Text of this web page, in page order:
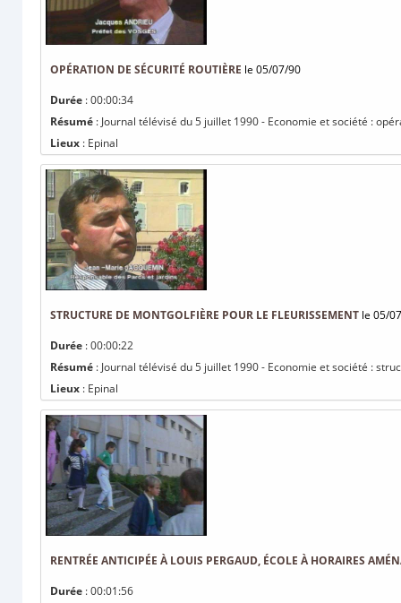
OPÉRATION DE SÉCURITÉ ROUTIÈRE le 05/07/90
Durée : 00:00:34
Résumé : Journal télévisé du 5 juillet 1990 - Economie et société :
Lieux : Epinal
STRUCTURE DE MONTGOLFIÈRE POUR LE FLEURISSEMENT le 05/
Durée : 00:00:22
Résumé : Journal télévisé du 5 juillet 1990 - Economie et société :
Lieux : Epinal
RENTRÉE ANTICIPÉE À LOUIS PERGAUD, ÉCOLE À HORAIRES
Durée : 00:01:56